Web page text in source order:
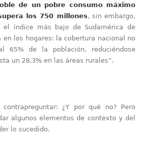
de un pobre consumo máximo
los 750 millones, sin embargo,
índice más bajo de Sudamérica de
en los hogares: la cobertura nacional no
65% de la población, reduciéndose
un 28,3% en las áreas rurales”.
¿Y por qué no? Pero
algunos elementos de contexto y del
lo sucedido.